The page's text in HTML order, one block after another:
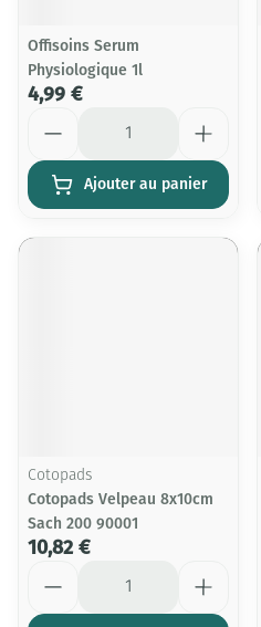
Offisoins Serum
Physiologique 1l
4,99 €
Ajouter au panier
Cotopads
Cotopads Velpeau 8x10cm
Sach 200 90001
10,82 €